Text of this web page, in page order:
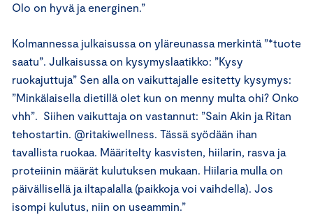
Olo on hyvä ja energinen.”
Kolmannessa julkaisussa on yläreunassa merkintä ”*tuote
saatu”. Julkaisussa on kysymyslaatikko: ”Kysy
ruokajuttuja” Sen alla on vaikuttajalle esitetty kysymys:
”Minkälaisella dietillä olet kun on menny multa ohi? Onko
vhh”. Siihen vaikuttaja on vastannut: ”Sain Akin ja Ritan
tehostartin. @ritakiwellness. Tässä syödään ihan
tavallista ruokaa. Määritelty kasvisten, hiilarin, rasva ja
proteiinin määrät kulutuksen mukaan. Hiilaria mulla on
päivällisellä ja iltapalalla (paikkoja voi vaihdella). Jos
isompi kulutus, niin on useammin.”